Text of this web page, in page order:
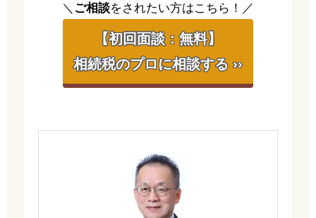
＼ ご相談をされたい方はこちら！／
【初回面談：無料】
相続税のプロに相談する ››